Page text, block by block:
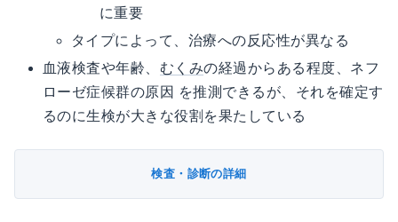
に重要
タイプによって、治療への反応性が異なる
血液検査や年齢、 むくみの経過からある程度、ネフ
ローゼ症候群の原因 を推測できるが、それを確定す
るのに生検が大きな役割を果たしている
検査・診断の詳細